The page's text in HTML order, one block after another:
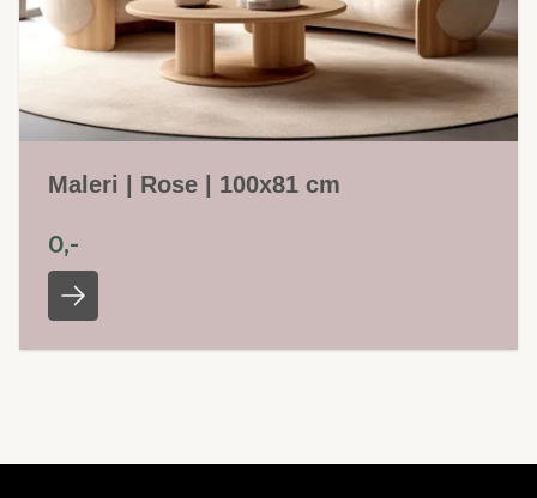
Maleri | Rose | 100x81 cm
0,-